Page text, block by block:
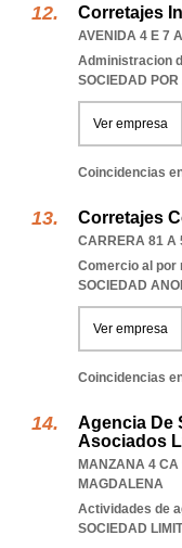
Corretajes
AVENIDA 4 E 7
Administracion
SOCIEDAD
Ver empresa
Coincidencias
Corretajes
CARRERA 81 A
Comercio al por
SOCIEDAD
Ver empresa
Coincidencias
Agencia De
Asociados
MANZANA 4
MAGDALENA
Actividades de
SOCIEDAD